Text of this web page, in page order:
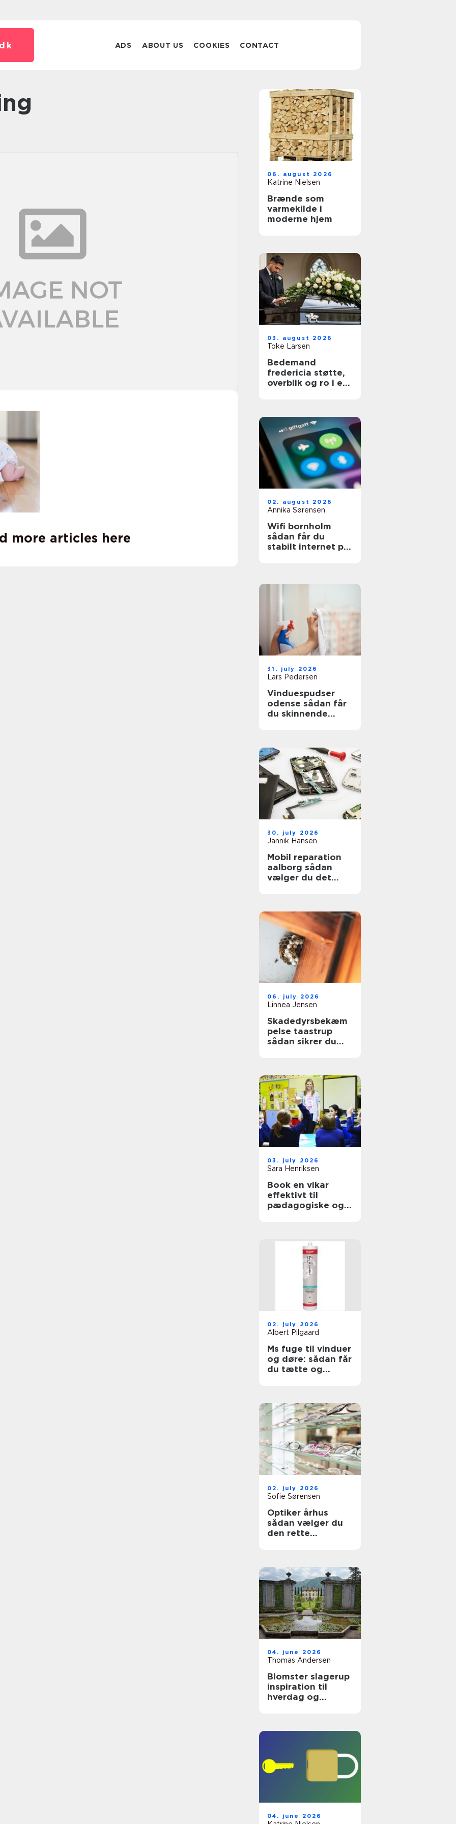
ADS ABOUT US COOKIES CONTACT
more articles here
06. august 2026
Katrine Nielsen
Brænde som
varmekilde i
moderne hjem
03. august 2026
Toke Larsen
Bedemand
fredericia støtte,
overblik og ro i en
02. august 2026
Annika Sørensen
Wifi bornholm
sådan får du
stabilt internet på
31. july 2026
Lars Pedersen
Vinduespudser
odense sådan får
du skinnende
30. july 2026
Jannik Hansen
Mobil reparation
aalborg sådan
vælger du det
06. july 2026
Linnea Jensen
Skadedyrsbekæm
pelse taastrup
sådan sikrer du
03. july 2026
Sara Henriksen
Book en vikar
effektivt til
pædagogiske og
02. july 2026
Albert Pilgaard
Ms fuge til vinduer
og døre: sådan får
du tætte og
02. july 2026
Sofie Sørensen
Optiker århus
sådan vælger du
den rette
04. june 2026
Thomas Andersen
Blomster slagerup
inspiration til
hverdag og
04. june 2026